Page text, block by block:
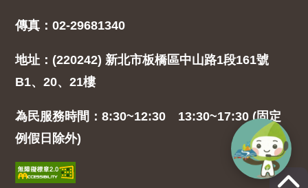
傳真：02-29681340
地址：(220242) 新北市板橋區中山路1段161號
B1、20、21樓
為民服務時間：8:30~12:30 13:30~17:30 (固定
例假日除外)